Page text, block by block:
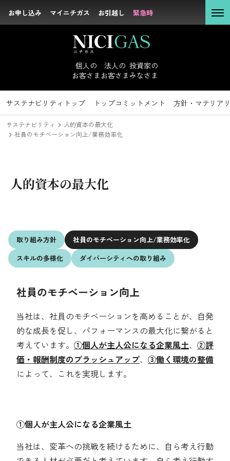
お申し込み マイニチガス お引越し 緊急時
個人の
お客さま
法人の
お客さま
投資家の
みなさま
投資家のみなさまトップ IRニュース 経営方針 IRライブラリ
サステナビリティトップ トップコミットメント 方針・マテリア
企業情報トップ 社長メッセージ 経営理念 沿革 会社概要 組
採用情報トップ 新卒採用 キャリア採用
お申し込み マイニチガス お引越し 緊急時
サステナビリティ
環境への取り組み
地域社会の基盤づくり
ガバナンスの強化
ESGデータ集
お客さま
投資家の
採用情報
よくある質問
English
サステナビリティ
人的資本の最大化
社員のモチベーション向上/業務効率化
人的資本の最大化
取り組み方針 社員のモチベーション向上/業務効率化
スキルの多様化
ダイバーシティへの取り組み
社員のモチベーション向上
当社は、社員のモチベーションを高めることが、自発
的な成長を促し、パフォーマンスの最大化に繋がると
考えています。 ①個人が主人公になる企業風土、 ②評
価・報酬制度のブラッシュアップ、 ③働く環境の整備
によって、これを実現します。
①個人が主人公になる企業風土
当社は、変革への挑戦を続けるために、自ら考え行動